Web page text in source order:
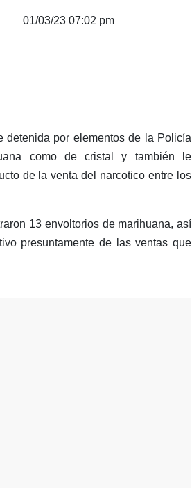
01/03/23 07:02 pm
detenida por elementos de la Policía
como de cristal y también le
de la venta del narcotico entre los
13 envoltorios de marihuana, así
presuntamente de las ventas que